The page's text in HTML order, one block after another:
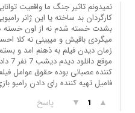
نمیدونم تاثیر جنگ ما واقعیت
کارگردان بد ساخته یا این ژانر
بشدت خسته شدم نه از اون خسته
میگردی باقیش و میبینی نه کلا
زمان دیدن فیلم به ذهنم امد و
کننده عصبانی بوده حقوق عوامل
فامیل تهیه کننده رای دادن رامبو
▲
1
▼ پاسخ